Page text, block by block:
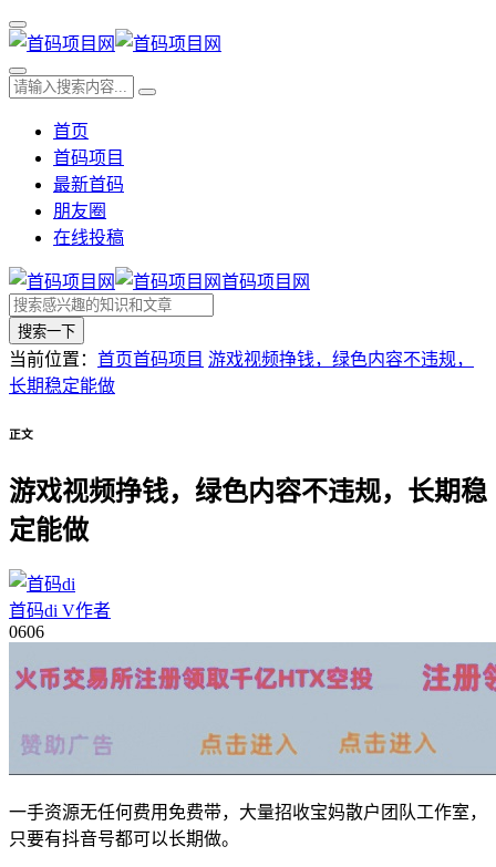
首页
首码项目
最新首码
朋友圈
在线投稿
首码项目网
搜索一下
当前位置： 首页首码项目 游戏视频挣钱，绿色内容不违规，
长期稳定能做
正文
游戏视频挣钱，绿色内容不违规，长期稳
定能做
首码di V作者
0606
一手资源无任何费用免费带，大量招收宝妈散户团队工作室，
只要有抖音号都可以长期做。